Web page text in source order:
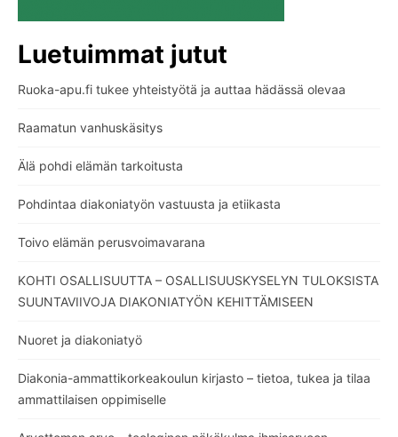
Luetuimmat jutut
Ruoka-apu.fi tukee yhteistyötä ja auttaa hädässä olevaa
Raamatun vanhuskäsitys
Älä pohdi elämän tarkoitusta
Pohdintaa diakoniatyön vastuusta ja etiikasta
Toivo elämän perusvoimavarana
KOHTI OSALLISUUTTA – OSALLISUUSKYSELYN TULOKSISTA
SUUNTAVIIVOJA DIAKONIATYÖN KEHITTÄMISEEN
Nuoret ja diakoniatyö
Diakonia-ammattikorkeakoulun kirjasto – tietoa, tukea ja tilaa
ammattilaisen oppimiselle